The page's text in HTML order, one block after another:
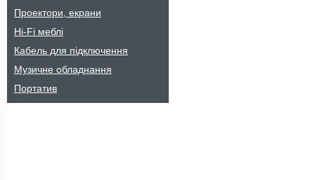
Проектори, екрани
Hi-Fi меблі
Кабель для підключення
Музичне обладнання
Портатив